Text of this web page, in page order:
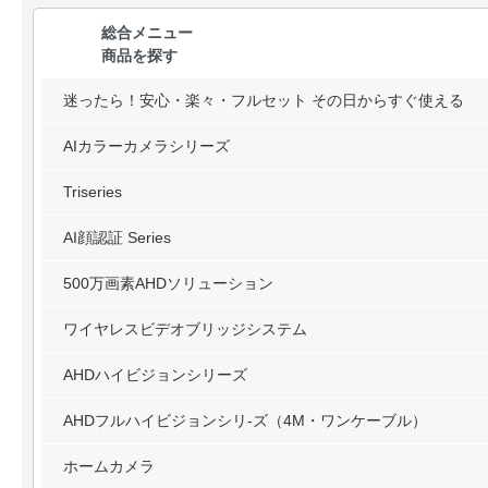
総合メニュー
商品を探す
迷ったら！安心・楽々・フルセット その日からすぐ使える
AIカラーカメラシリーズ
Triseries
AI顔認証 Series
500万画素AHDソリューション
ワイヤレスビデオブリッジシステム
AHDハイビジョンシリーズ
AHDフルハイビジョンシリ-ズ（4M・ワンケーブル）
ホームカメラ